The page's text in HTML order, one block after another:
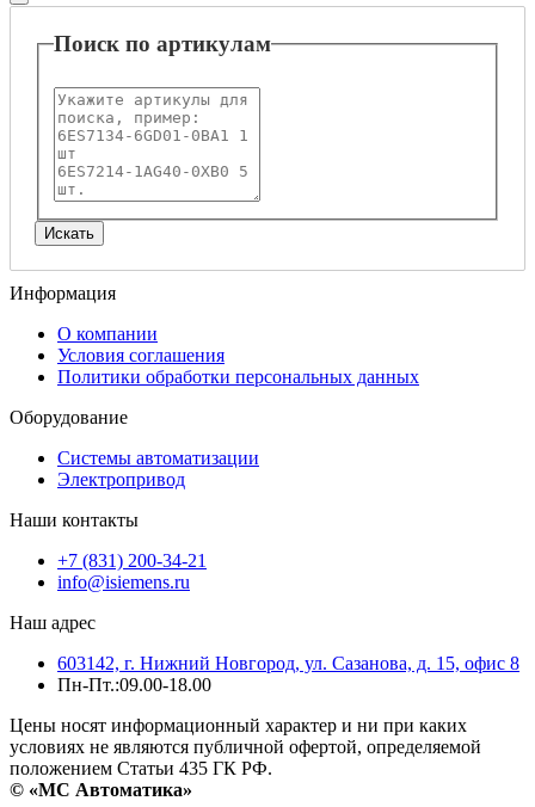
Поиск по артикулам
Информация
О компании
Условия соглашения
Политики обработки персональных данных
Оборудование
Системы автоматизации
Электропривод
Наши контакты
+7 (831) 200-34-21
info@isiemens.ru
Наш адрес
603142, г. Нижний Новгород, ул. Сазанова, д. 15, офис 8
Пн-Пт.:09.00-18.00
Цены носят информационный характер и ни при каких
условиях не являются публичной офертой, определяемой
положением Статьи 435 ГК РФ.
© «МС Автоматика»